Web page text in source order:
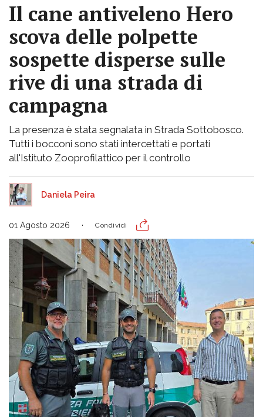
Il cane antiveleno Hero
scova delle polpette
sospette disperse sulle
rive di una strada di
campagna
La presenza è stata segnalata in Strada Sottobosco.
Tutti i bocconi sono stati intercettati e portati
all'Istituto Zooprofilattico per il controllo
Daniela Peira
01 Agosto 2026 Condividi